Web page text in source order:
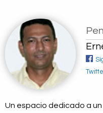
Un espacio dedicado a